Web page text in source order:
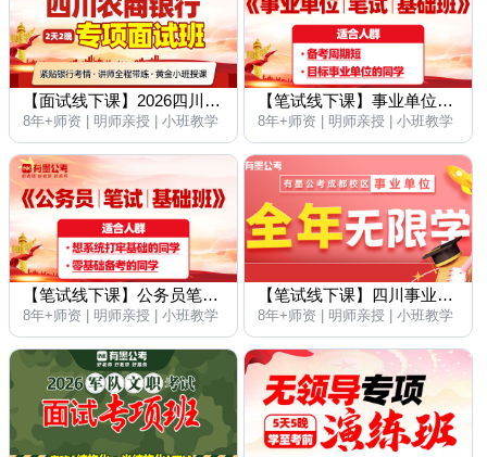
【面试线下课】2026四川农商银行专项面试班2天2晚
8年+师资 | 明师亲授 | 小班教学
【笔试线下课】事业单位笔试基础班
8年+师资 | 明师亲授 | 小班教学
【笔试线下课】公务员笔试基础班
8年+师资 | 明师亲授 | 小班教学
【笔试线下课】四川事业单位笔试培训班全年无限学
8年+师资 | 明师亲授 | 小班教学